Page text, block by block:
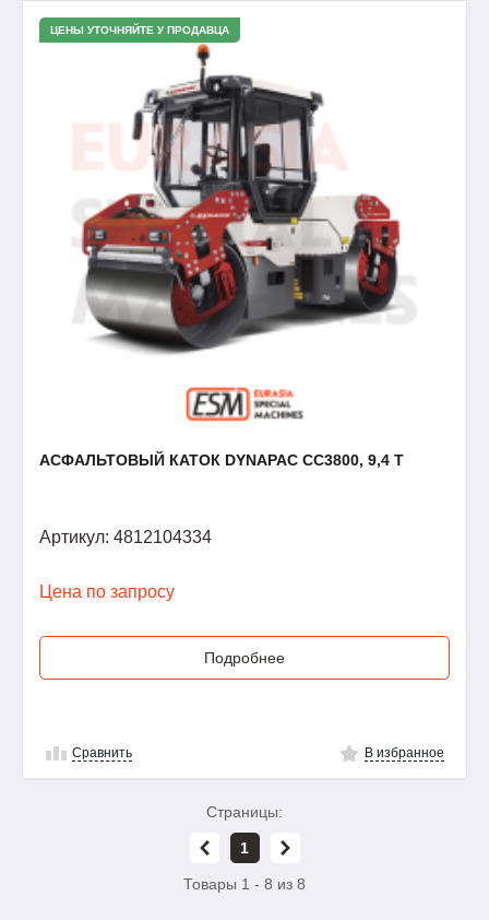
ЦЕНЫ УТОЧНЯЙТЕ У ПРОДАВЦА
АСФАЛЬТОВЫЙ КАТОК DYNAPAC CC3800, 9,4 Т
Артикул: 4812104334
Цена по запросу
Подробнее
Сравнить В избранное
Товары 1 - 8 из 8
Страницы:
1